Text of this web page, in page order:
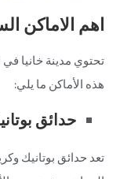
اهم الاماكن
تحتوي مدينة خانيا
هذه الأماكن ما يلي:
حدائق
تعد حدائق بوتانيك